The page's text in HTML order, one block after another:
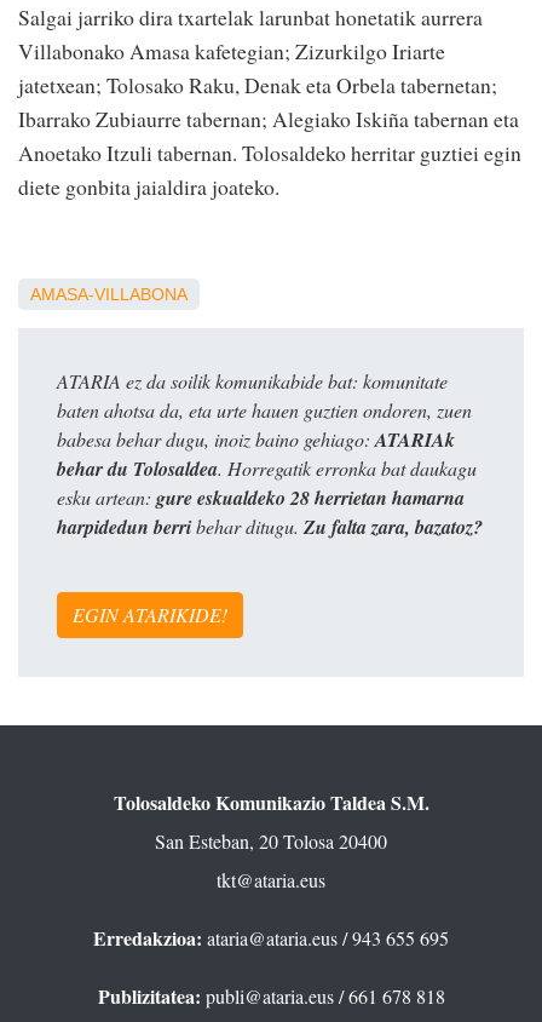
Salgai jarriko dira txartelak larunbat honetatik aurrera
Villabonako Amasa kafetegian; Zizurkilgo Iriarte
jatetxean; Tolosako Raku, Denak eta Orbela tabernetan;
Ibarrako Zubiaurre tabernan; Alegiako Iskiña tabernan eta
Anoetako Itzuli tabernan. Tolosaldeko herritar guztiei egin
diete gonbita jaialdira joateko.
AMASA-VILLABONA
ATARIA ez da soilik komunikabide bat: komunitate
baten ahotsa da, eta urte hauen guztien ondoren, zuen
babesa behar dugu, inoiz baino gehiago: ATARIAk
behar du Tolosaldea. Horregatik erronka bat daukagu
esku artean: gure eskualdeko 28 herrietan hamarna
harpidedun berribehar ditugu. Zu falta zara, bazatoz?
EGIN ATARIKIDE!
Tolosaldeko Komunikazio Taldea S.M.
San Esteban, 20 Tolosa 20400
tkt@ataria.eus
Erredakzioa: ataria@ataria.eus/ 943 655 695
Publizitatea: publi@ataria.eus/ 661 678 818